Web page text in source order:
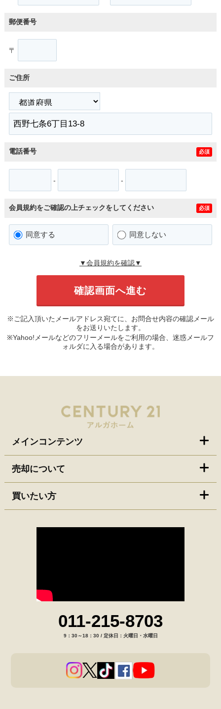
郵便番号
〒
ご住所
電話番号 必須
- -
会員規約をご確認の上チェックをしてください 必須
同意する 同意しない
▼会員規約を確認▼
※ご記入頂いたメールアドレス宛てに、お問合せ内容の確認メール
をお送りいたします。
※Yahoo!メールなどのフリーメールをご利用の場合、迷惑メールフ
ォルダに入る場合があります。
メインコンテンツ
売却について
買いたい方
011-215-8703
9：30～18：30 / 定休日：火曜日・水曜日